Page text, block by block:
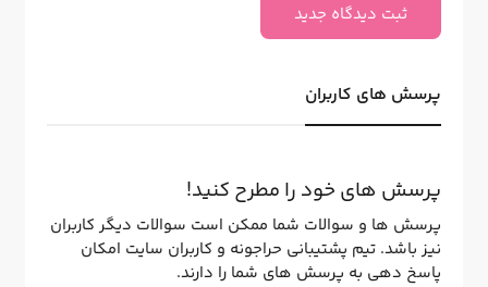
ثبت دیدگاه جدید
پرسش های کاربران
پرسش های خود را مطرح کنید!
پرسش ها و سوالات شما ممکن است سوالات دیگر کاربران
نیز باشد. تیم پشتیبانی حراجونه و کاربران سایت امکان
پاسخ دهی به پرسش های شما را دارند.